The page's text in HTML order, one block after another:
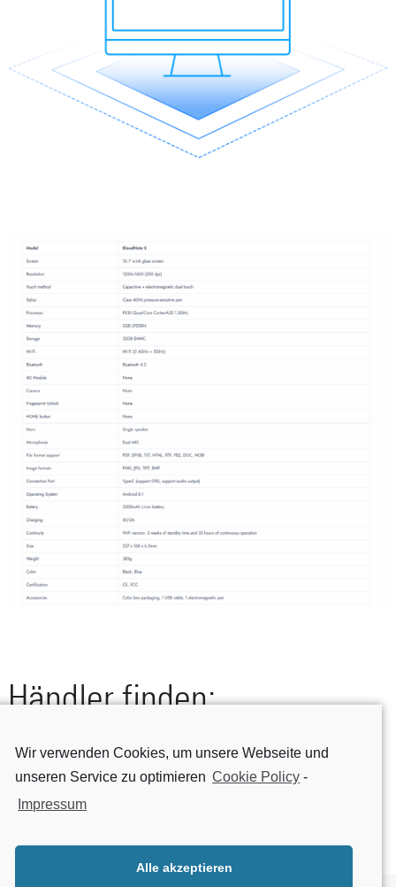
Wir verwenden Cookies, um unsere Webseite und
unseren Service zu optimieren Cookie Policy -
Impressum
Alle akzeptieren
Händler finden:
Dieses Produkt ist derzeit nicht vefügbar.